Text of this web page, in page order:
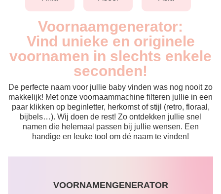
Voornaamgenerator:
Vind unieke en originele
voornamen in slechts enkele
seconden!
De perfecte naam voor jullie baby vinden was nog nooit zo
makkelijk! Met onze voornaammachine filteren jullie in een
paar klikken op beginletter, herkomst of stijl (retro, floraal,
bijbels…). Wij doen de rest! Zo ontdekken jullie snel
namen die helemaal passen bij jullie wensen. Een
handige en leuke tool om dé naam te vinden!
VOORNAMENGENERATOR